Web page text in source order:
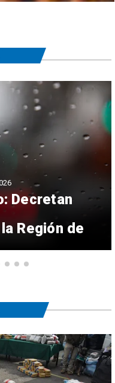
Decretan
Región de